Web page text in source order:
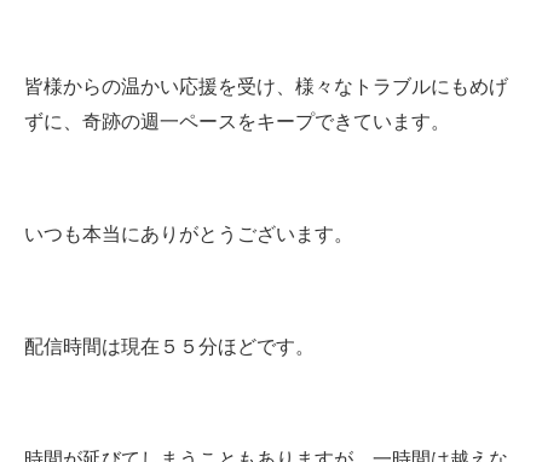
皆様からの温かい応援を受け、様々なトラブルにもめげ
ずに、奇跡の週一ペースをキープできています。
いつも本当にありがとうございます。
配信時間は現在５５分ほどです。